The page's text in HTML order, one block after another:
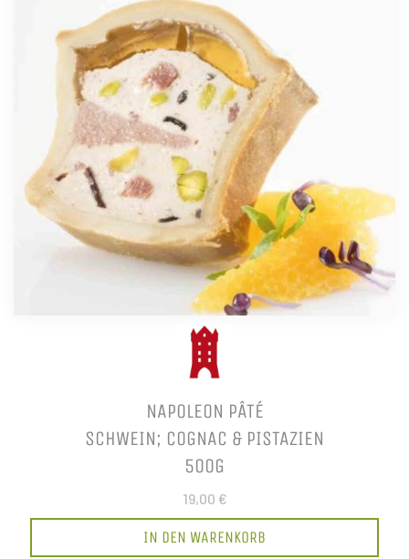
NAPOLEON PÂTÉ
SCHWEIN; COGNAC & PISTAZIEN
500G
19,00 €
IN DEN WARENKORB